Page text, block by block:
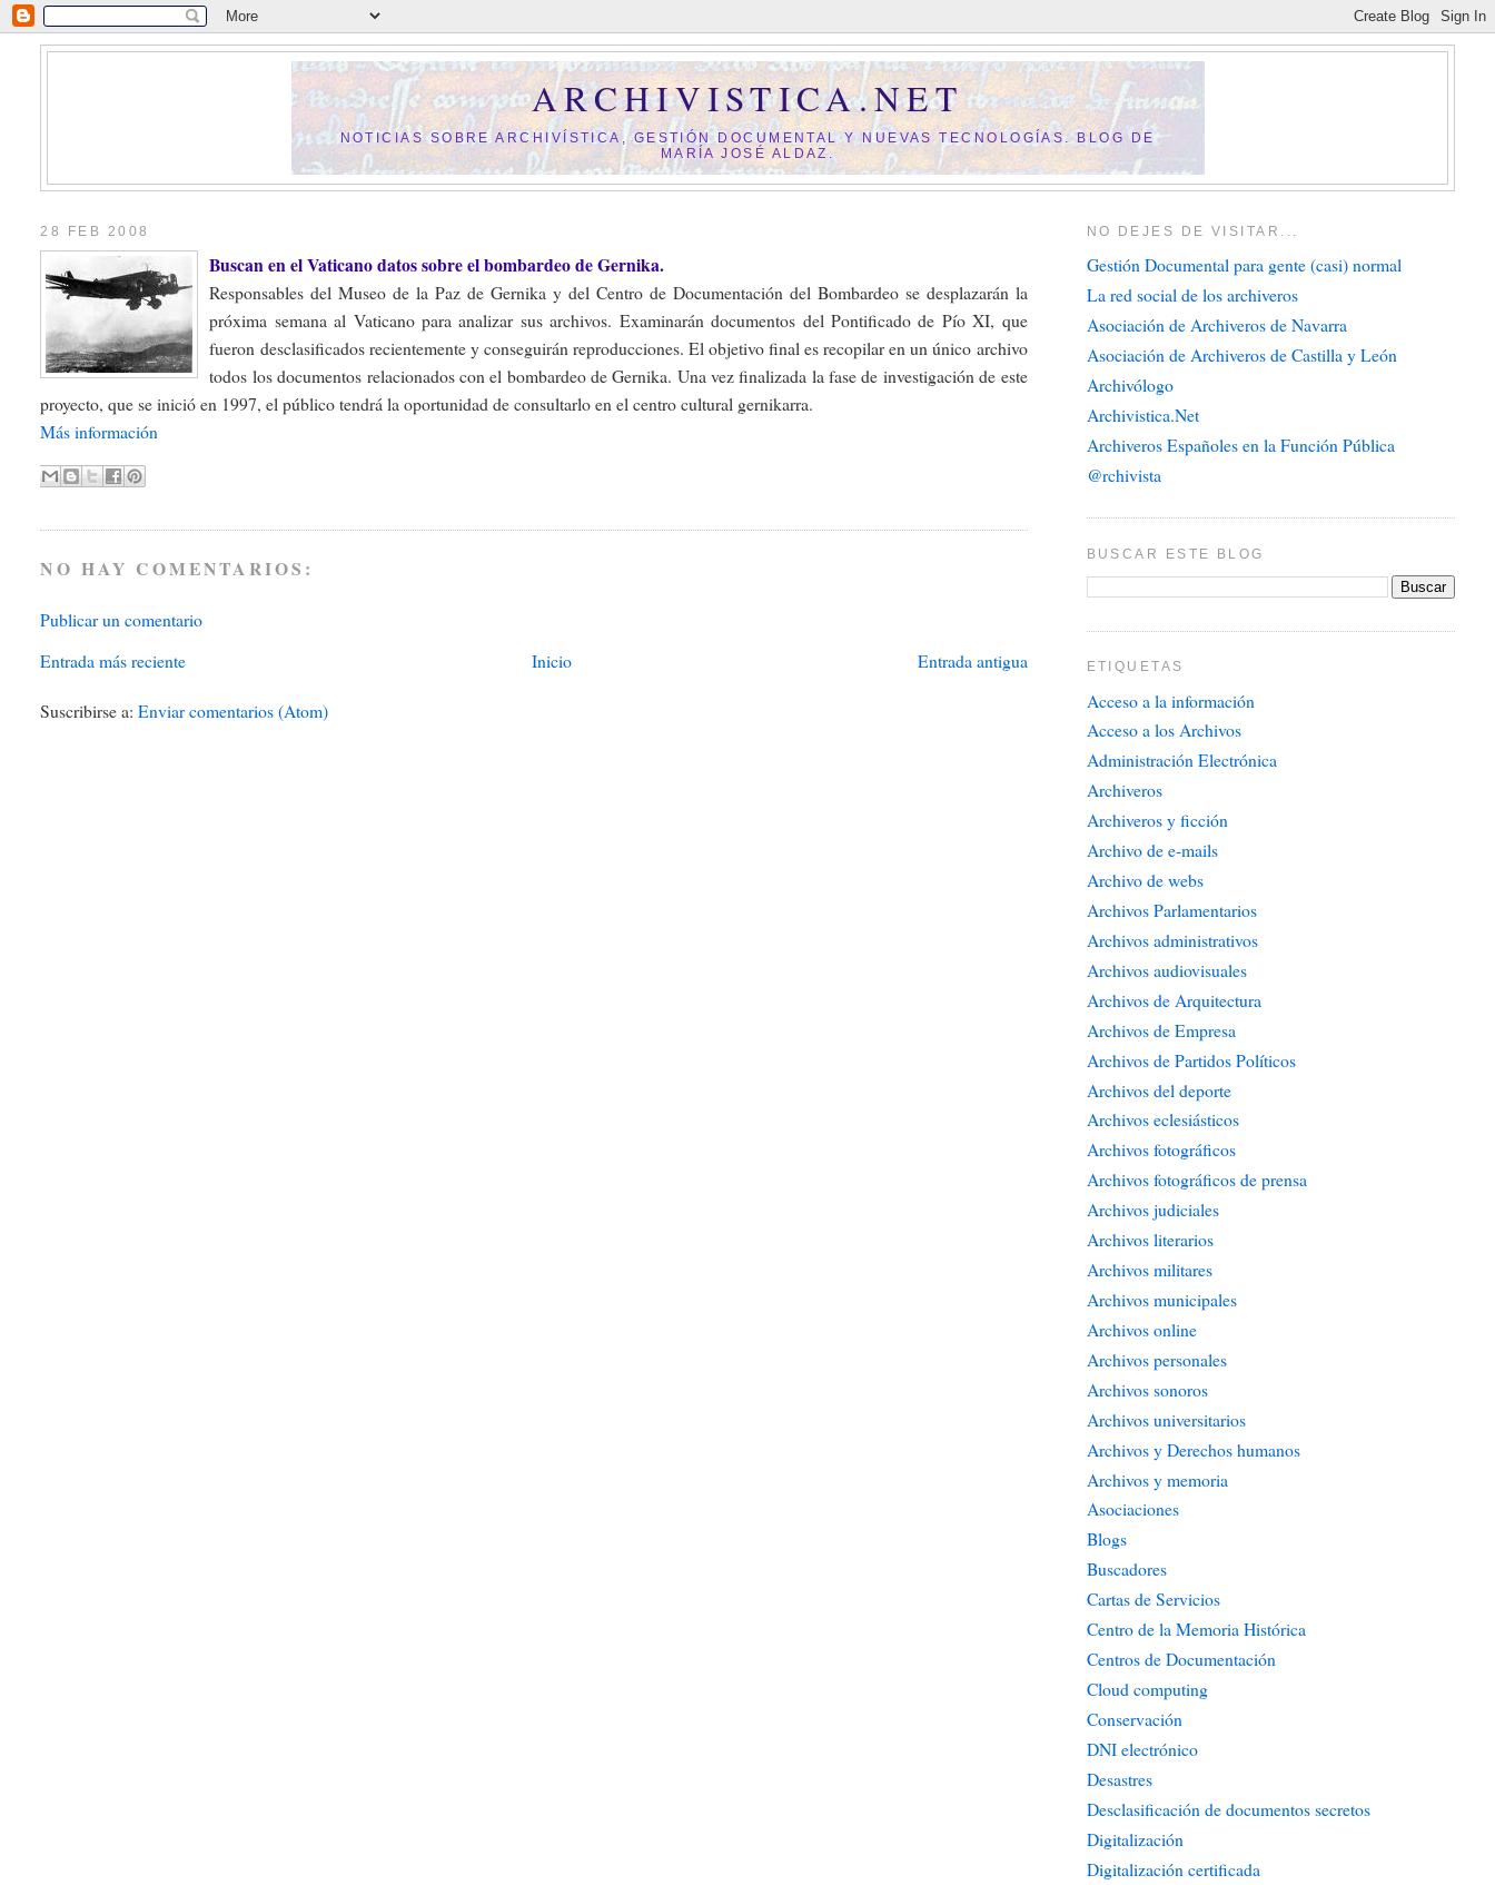
ARCHIVISTICA.NET
NOTICIAS SOBRE ARCHIVÍSTICA, GESTIÓN DOCUMENTAL Y NUEVAS TECNOLOGÍAS. BLOG DE
MARÍA JOSÉ ALDAZ.
28 FEB 2008
Buscan en el Vaticano datos sobre el bombardeo de Gernika.
Responsables del Museo de la Paz de Gernika y del Centro de Documentación del Bombardeo se desplazarán la
próxima semana al Vaticano para analizar sus archivos. Examinarán documentos del Pontificado de Pío XI, que
fueron desclasificados recientemente y conseguirán reproducciones. El objetivo final es recopilar en un único archivo
todos los documentos relacionados con el bombardeo de Gernika. Una vez finalizada la fase de investigación de este
proyecto, que se inició en 1997, el público tendrá la oportunidad de consultarlo en el centro cultural gernikarra.
Más información
NO HAY COMENTARIOS:
Publicar un comentario
Entrada más reciente
Entrada antigua
Inicio
Suscribirse a:Enviar comentarios (Atom)
NO DEJES DE VISITAR...
Gestión Documental para gente (casi) normal
La red social de los archiveros
Asociación de Archiveros de Navarra
Asociación de Archiveros de Castilla y León
Archivólogo
Archivistica.Net
Archiveros Españoles en la Función Pública
@rchivista
BUSCAR ESTE BLOG
ETIQUETAS
Acceso a la información
Acceso a los Archivos
Administración Electrónica
Archiveros
Archiveros y ficción
Archivo de e-mails
Archivo de webs
Archivos Parlamentarios
Archivos administrativos
Archivos audiovisuales
Archivos de Arquitectura
Archivos de Empresa
Archivos de Partidos Políticos
Archivos del deporte
Archivos eclesiásticos
Archivos fotográficos
Archivos fotográficos de prensa
Archivos judiciales
Archivos literarios
Archivos militares
Archivos municipales
Archivos online
Archivos personales
Archivos sonoros
Archivos universitarios
Archivos y Derechos humanos
Archivos y memoria
Asociaciones
Blogs
Buscadores
Cartas de Servicios
Centro de la Memoria Histórica
Centros de Documentación
Cloud computing
Conservación
DNI electrónico
Desastres
Desclasificación de documentos secretos
Digitalización
Digitalización certificada